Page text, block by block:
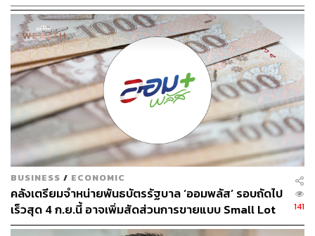
118
ABOUT THE AUTHOR
ปวริศ อำนวยพรไพศาล
Content Creator สำนักข่าว THE
STANDARD WEALTH
BUSINESS / ECONOMIC
คลังเตรียมจำหน่ายพันธบัตรรัฐบาล ‘ออมพลัส’ รอบถัดไป
เร็วสุด 4 ก.ย.นี้ อาจเพิ่มสัดส่วนการขายแบบ Small Lot
First มากขึ้น
141